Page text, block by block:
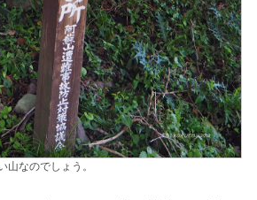
山なのでしょう。